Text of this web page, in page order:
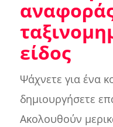
είδος
Ψάχνετε για ένα
δημιουργήσετε
Ακολουθούν